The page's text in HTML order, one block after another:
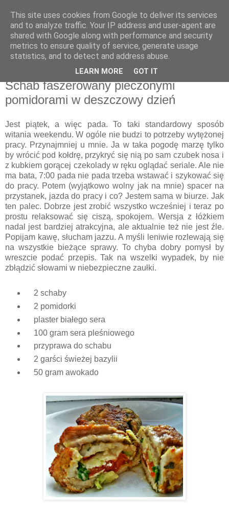
Recenzje na widelcu
Portal kulturalny - książki, recenzje, inspiracje, konkursy.
piątek, 8 sierpnia 2014
Schab faszerowany pieczonymi
pomidorami w deszczowy dzień
Jest piątek, a więc pada. To taki standardowy sposób
witania weekendu. W ogóle nie budzi to potrzeby wytężonej
pracy. Przynajmniej u mnie. Ja w taka pogodę marzę tylko
by wrócić pod kołdrę, przykryć się nią po sam czubek nosa i
z kubkiem gorącej czekolady w ręku oglądać seriale. Ale nie
ma bata, 7:00 pada nie pada trzeba wstawać i szykować się
do pracy. Potem (wyjątkowo wolny jak na mnie) spacer na
przystanek, jazda do pracy i co? Jestem sama w biurze. Jak
ten palec. Dobrze jest zrobić wszystko wcześniej i teraz po
prostu relaksować się ciszą, spokojem. Wersja z łóżkiem
nadal jest bardziej atrakcyjna, ale aktualnie też nie jest źle.
Popijam kawę, słucham jazzu. A myśli leniwie rozlewają się
na wszystkie bieżące sprawy. To chyba dobry pomysł by
wreszcie podać przepis. Tak na wszelki wypadek, by nie
zbłądzić słowami w niebezpieczne zaułki.
2 schaby
2 pomidorki
plaster białego sera
100 gram sera pleśniowego
przyprawa do schabu
2 garści świeżej bazylii
50 gram awokado
This site uses cookies from Google to deliver its services
and to analyze traffic. Your IP address and user-agent are
shared with Google along with performance and security
metrics to ensure quality of service, generate usage
statistics, and to detect and address abuse.
LEARN MORE GOT IT